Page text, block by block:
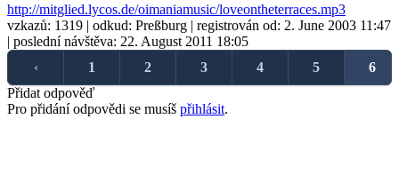
http://mitglied.lycos.de/oimaniamusic/loveontheterraces.mp3
vzkazů: 1319 | odkud: Preßburg | registrován od: 2. June 2003 11:47
| poslední návštěva: 22. August 2011 18:05
‹
1 2 3 4 5
6
Přidat odpověď
Pro přidání odpovědi se musíš přihlásit.